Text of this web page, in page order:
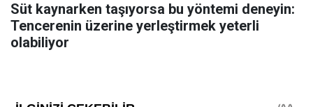
Süt kaynarken taşıyorsa bu yöntemi deneyin:
Tencerenin üzerine yerleştirmek yeterli
olabiliyor